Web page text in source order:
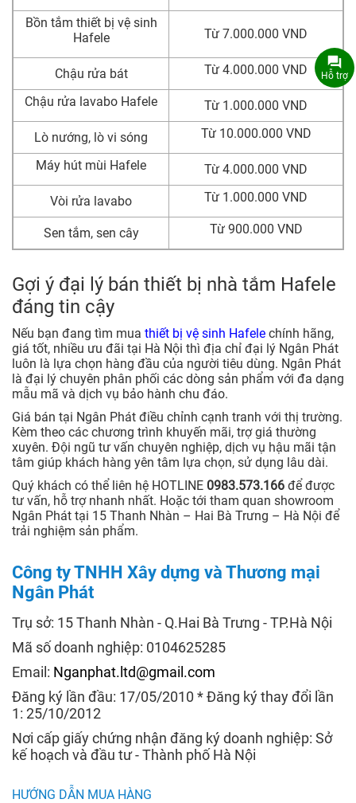
Bồn tắm thiết bị vệ sinh
Hafele
Từ 7.000.000 VND
Chậu rửa bát Từ 4.000.000 VND
Chậu rửa lavabo Hafele Từ 1.000.000 VND
Lò nướng, lò vi sóng Từ 10.000.000 VND
Máy hút mùi Hafele Từ 4.000.000 VND
Vòi rửa lavabo Từ 1.000.000 VND
Sen tắm, sen cây Từ 900.000 VND
Gợi ý đại lý bán thiết bị nhà tắm Hafele
đáng tin cậy
Nếu bạn đang tìm mua thiết bị vệ sinh Hafele chính hãng,
giá tốt, nhiều ưu đãi tại Hà Nội thì địa chỉ đại lý Ngân Phát
luôn là lựa chọn hàng đầu của người tiêu dùng. Ngân Phát
là đại lý chuyên phân phối các dòng sản phẩm với đa dạng
mẫu mã và dịch vụ bảo hành chu đáo.
Giá bán tại Ngân Phát điều chỉnh cạnh tranh với thị trường.
Kèm theo các chương trình khuyến mãi, trợ giá thường
xuyên. Đội ngũ tư vấn chuyên nghiệp, dịch vụ hậu mãi tận
tâm giúp khách hàng yên tâm lựa chọn, sử dụng lâu dài.
Quý khách có thể liên hệ HOTLINE 0983.573.166 để được
tư vấn, hỗ trợ nhanh nhất. Hoặc tới tham quan showroom
Ngân Phát tại 15 Thanh Nhàn – Hai Bà Trưng – Hà Nội để
trải nghiệm sản phẩm.
Công ty TNHH Xây dựng và Thương mại
Ngân Phát
Trụ sở: 15 Thanh Nhàn - Q.Hai Bà Trưng - TP.Hà Nội
Mã số doanh nghiệp: 0104625285
Email: Nganphat.ltd@gmail.com
Đăng ký lần đầu: 17/05/2010 * Đăng ký thay đổi lần
1: 25/10/2012
Nơi cấp giấy chứng nhận đăng ký doanh nghiệp: Sở
kế hoạch và đầu tư - Thành phố Hà Nội
HƯỚNG DẪN MUA HÀNG
Hỗ trợ